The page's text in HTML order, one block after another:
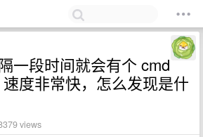
一段时间就会有个 cmd
度非常快，怎么发现是什
views